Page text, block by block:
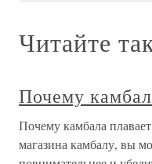
Читайте
Почему
Почему камбала
магазина камбалу, вы